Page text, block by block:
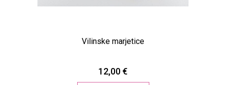
Vilinske marjetice
12,00 €